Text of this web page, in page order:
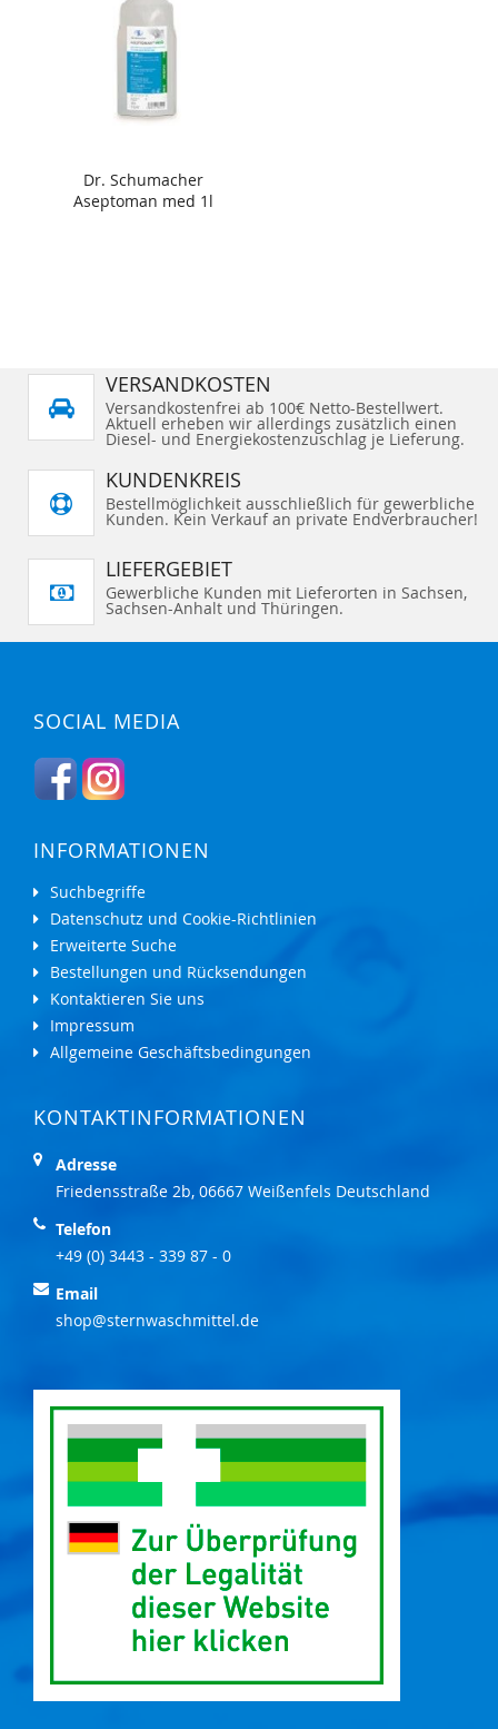
Dr. Schumacher
Aseptoman med 1l
VERSANDKOSTEN
Versandkostenfrei ab 100€ Netto-Bestellwert.
Aktuell erheben wir allerdings zusätzlich einen
Diesel- und Energiekostenzuschlag je Lieferung.
KUNDENKREIS
Bestellmöglichkeit ausschließlich für gewerbliche
Kunden. Kein Verkauf an private Endverbraucher!
LIEFERGEBIET
Gewerbliche Kunden mit Lieferorten in Sachsen,
Sachsen-Anhalt und Thüringen.
SOCIAL MEDIA
INFORMATIONEN
Suchbegriffe
Datenschutz und Cookie-Richtlinien
Erweiterte Suche
Bestellungen und Rücksendungen
Kontaktieren Sie uns
Impressum
Allgemeine Geschäftsbedingungen
KONTAKTINFORMATIONEN
Adresse
Friedensstraße 2b, 06667 Weißenfels Deutschland
Telefon
+49 (0) 3443 - 339 87 - 0
Email
shop@sternwaschmittel.de